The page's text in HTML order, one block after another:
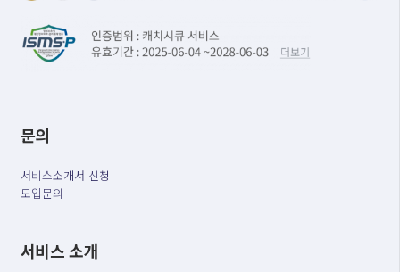
문의
서비스소개서 신청
도입문의
서비스 소개